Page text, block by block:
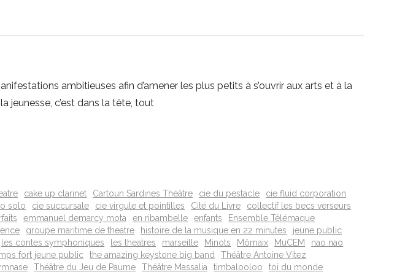
ambitieuses afin d’amener les plus petits à s’ouvrir aux arts et à la
jeunesse, c’est dans la tête, tout
cake up clarinet Cartoun Sardines Théâtre cie du pestacle
cie fluid corporation
solo cie succursale cie virgule et pointilles Cité du Livre
collectif les becs verseurs
emmanuel demarcy mota en ribambelle enfants
Ensemble Télémaque
groupe maritime de theatre histoire de la musique en 22 minutes
jeune public
les contes symphoniques les theatres marseille Minots Mômaix MuCEM
nao nao
fort jeune public the amazing keystone big band
Théâtre Antoine Vitez
Théâtre du Jeu de Paume Théâtre Massalia timbalooloo toi du monde